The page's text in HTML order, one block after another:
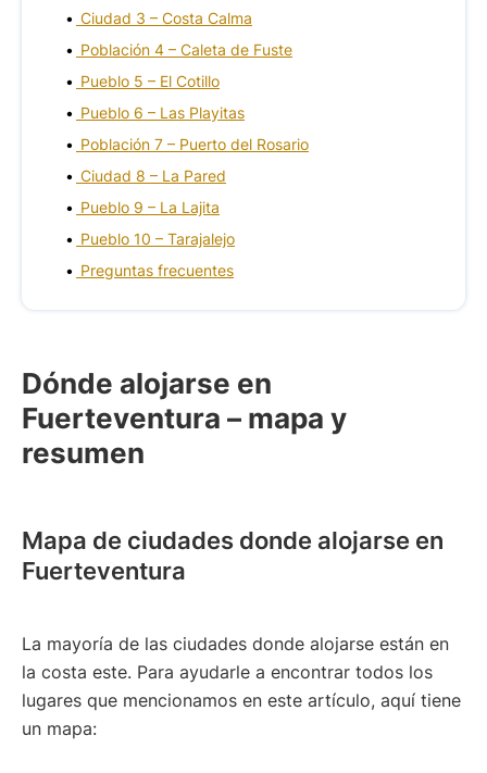
Ciudad 3 – Costa Calma
Población 4 – Caleta de Fuste
Pueblo 5 – El Cotillo
Pueblo 6 – Las Playitas
Población 7 – Puerto del Rosario
Ciudad 8 – La Pared
Pueblo 9 – La Lajita
Pueblo 10 – Tarajalejo
Preguntas frecuentes
Dónde alojarse en
Fuerteventura – mapa y
resumen
Mapa de ciudades donde alojarse en
Fuerteventura
La mayoría de las ciudades donde alojarse están en
la costa este. Para ayudarle a encontrar todos los
lugares que mencionamos en este artículo, aquí tiene
un mapa: